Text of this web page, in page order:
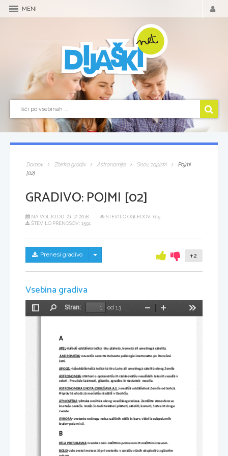
MENI
Domov Zbirka gradiv Astronomija Snov, zapiski
Pojmi
[02]
GRADIVO:POJMI [02]
NA VOLJO OD: 21.12.2018
ŠTEVILO OGLEDOV: 615
ŠTEVILO PRENOSOV: 1591
Prenesi gradivo Skrij/prikaži meni +2
Vsebina gradiva
Preklopi
Stran:
od 13
Pomanjšaj
A
AFEL-najbolj oddaljena točka  tiru planeta, kometa ali umetnega satelita.
ANDROMEDA-ozvezdje severne nebesne polkrogle imenovano po Perzejevi
ženi.
APOGEJ-najoddaljenejša točka na tiru Lune ali umetnega satelita okrog Zemlje
ASTRONOMIJA-znanost o opazovanju in raziskovanju vesoljskih teles in vesolja v
celoti . Proučuje lastnosti, gibanje, zgradbo in nastanek  vesolja.
ASTRONOMSKA ENOTA (OKRJŠAVA A.E.)-srednja oddaljenost Zemlje od Sonca.
Pripravna enota za merjenje razdalij v Osončju.
ATMOSFERA-plinska ovojnica okrog vesoljskega telesa. Zemljina atmosfera se
imenuje ozračje. Imajo jo tudi nekateri planeti, sateliti, kometi, Sonce in druge
zvezde.
AVRORA- svetenje nočnega neba različnih oblik in barv, vidni iz subpolarnih
krajev-polarni sij.
B
BELA PRITLIKAVKA-zvezda z zelo majhnim polmerom in majhnim izsevom.
BOLID-zelo svetel meteor,ki pri svetenju v ozračju včasih eksplodira z glasnim